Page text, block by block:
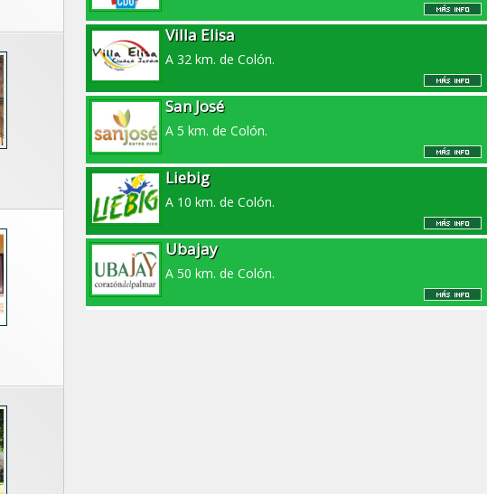
Villa Elisa
A 32 km. de Colón.
San José
A 5 km. de Colón.
Liebig
A 10 km. de Colón.
Ubajay
A 50 km. de Colón.